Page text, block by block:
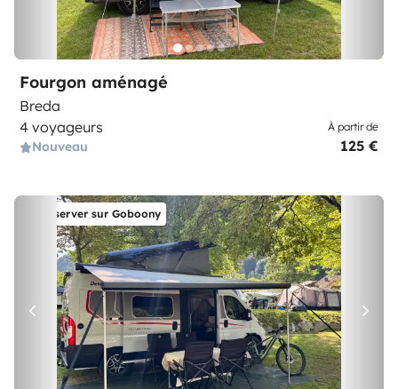
Fourgon aménagé
Breda
4 voyageurs
Nouveau
À partir de
125 €
Réserver sur Goboony